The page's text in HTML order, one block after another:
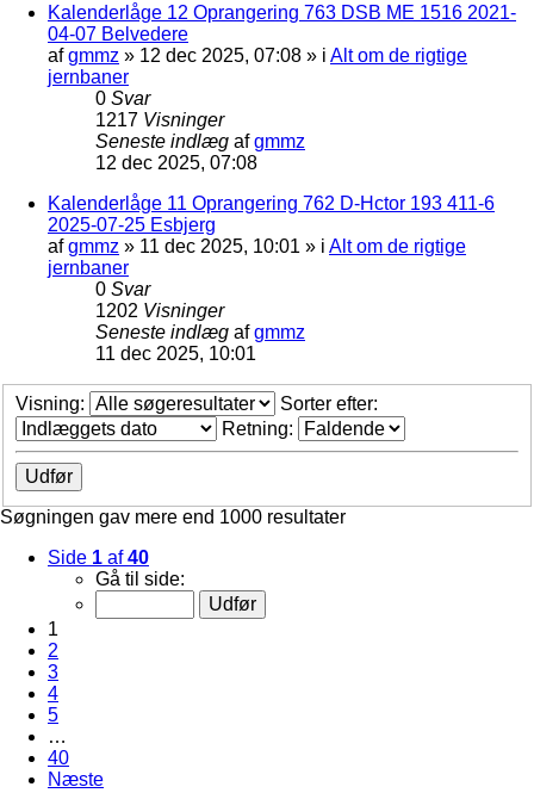
Kalenderlåge 12 Oprangering 763 DSB ME 1516 2021-
04-07 Belvedere
afgmmz » 12 dec 2025, 07:08 » i Alt om de rigtige
jernbaner
0 Svar
1217 Visninger
Seneste indlæg afgmmz
12 dec 2025, 07:08
Kalenderlåge 11 Oprangering 762 D-Hctor 193 411-6
2025-07-25 Esbjerg
afgmmz » 11 dec 2025, 10:01 » i Alt om de rigtige
jernbaner
0 Svar
1202 Visninger
Seneste indlæg afgmmz
11 dec 2025, 10:01
Visning:
Sorter efter:
Retning:
Søgningen gav mere end 1000 resultater
Side 1 af40
Gå til side:
1
2
3
4
5
…
40
Næste